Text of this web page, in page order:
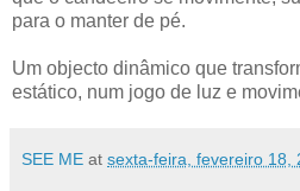
para o manter de pé.
Um objecto dinâmico que
estático, num jogo de luz e
SEE ME at sexta-feira, fevereiro 18,